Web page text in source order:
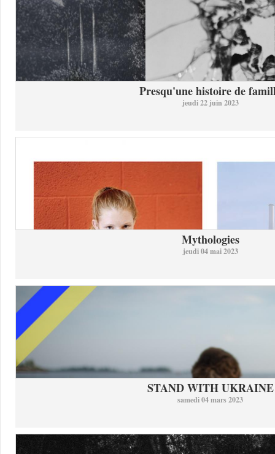
Presqu'une histoire de
jeudi 22 juin 2023
Mythologies
jeudi 04 mai 2023
STAND WITH UKRAINE
samedi 04 mars 2023